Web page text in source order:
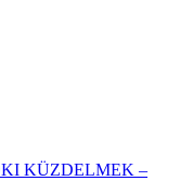
KÜZDELMEK –